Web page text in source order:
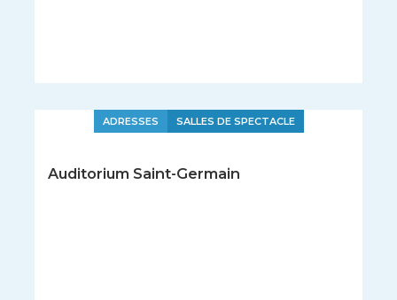
ADRESSES SALLES DE SPECTACLE
Auditorium Saint-Germain